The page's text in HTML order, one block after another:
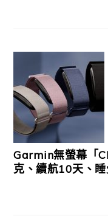
Garmin無螢幕「
克、續航10天、